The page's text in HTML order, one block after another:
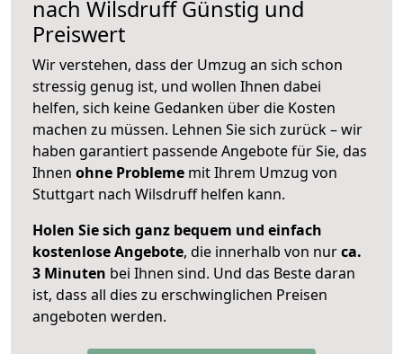
nach WilsdruffGünstig und
Preiswert
Wir verstehen, dass der Umzug an sich schon
stressig genug ist, und wollen Ihnen dabei
helfen, sich keine Gedanken über die Kosten
machen zu müssen. Lehnen Sie sich zurück – wir
haben garantiert passende Angebote für Sie, das
Ihnen ohne Probleme mit Ihrem Umzug von
Stuttgart nach Wilsdruff helfen kann.
Holen Sie sich ganz bequem und einfach
kostenlose Angebote, die innerhalb von nurca.
3 Minuten bei Ihnen sind. Und das Beste daran
ist, dass all dies zu erschwinglichen Preisen
angeboten werden.